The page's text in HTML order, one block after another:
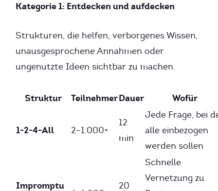
Kategorie 1: Entdecken und aufdecken
Strukturen, die helfen, verborgenes Wissen,
unausgesprochene Annahmen oder
ungenutzte Ideen sichtbar zu machen.
Struktur TeilnehmerDauer Wofür
1-2-4-All 2–1.000+
12
min
Jede Frage, bei
alle einbezogen
werden sollen
Impromptu
20
Schnelle
Vernetzung zu